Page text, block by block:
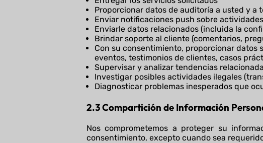
Proporcionar datos de auditoría a usted y
Enviar notificaciones push sobre
Enviarle datos relacionados (incluida la
Brindar soporte al cliente (comentarios,
Con su consentimiento, proporcionar datos
eventos, testimonios de clientes, casos
Supervisar y analizar tendencias
Investigar posibles actividades ilegales
Diagnosticar problemas inesperados que
2.3Compartición de Información
Nos comprometemos a proteger su
consentimiento, excepto cuando sea